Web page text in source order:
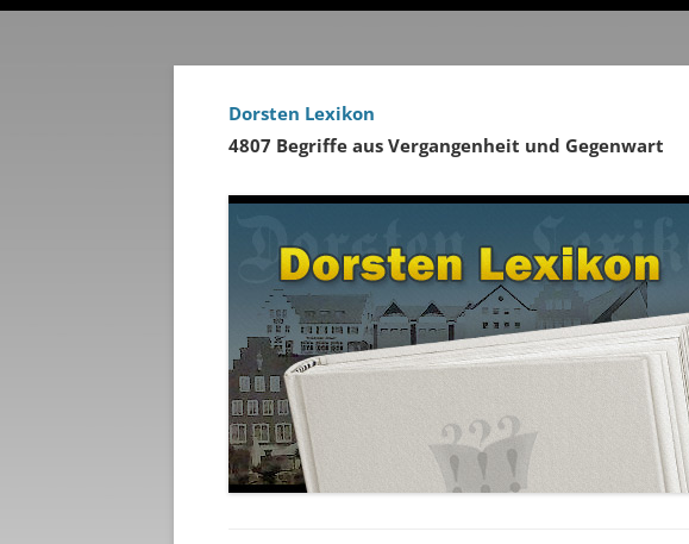
Dorsten Lexikon
4807 Begriffe aus Vergangenheit und Gegenwart